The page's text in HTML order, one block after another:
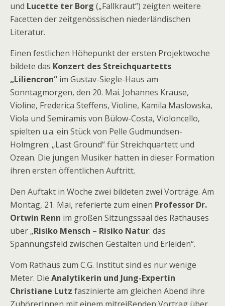
und Lucette ter Borg („Fallkraut“) zeigten weitere
Facetten der zeitgenössischen niederländischen
Literatur.
Einen festlichen Höhepunkt der ersten Projektwoche
bildete das Konzert des Streichquartetts
„Liliencron“ im Gustav-Siegle-Haus am
Sonntagmorgen, den 20. Mai. Johannes Krause,
Violine, Frederica Steffens, Violine, Kamila Maslowska,
Viola und Semiramis von Bülow-Costa, Violoncello,
spielten u.a. ein Stück von Pelle Gudmundsen-
Holmgren: „Last Ground“ für Streichquartett und
Ozean. Die jungen Musiker hatten in dieser Formation
ihren ersten öffentlichen Auftritt.
Den Auftakt in Woche zwei bildeten zwei Vorträge. Am
Montag, 21. Mai, referierte zum einen Professor Dr.
Ortwin Renn im großen Sitzungssaal des Rathauses
über „Risiko Mensch – Risiko Natur: das
Spannungsfeld zwischen Gestalten und Erleiden“.
Vom Rathaus zum C.G. Institut sind es nur wenige
Meter. Die Analytikerin und Jung-Expertin
Christiane Lutz faszinierte am gleichen Abend ihre